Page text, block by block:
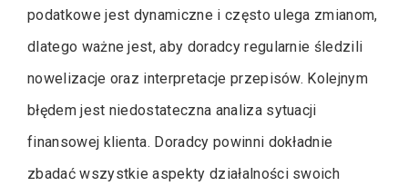
podatkowe jest dynamiczne i często ulega zmianom,
dlatego ważne jest, aby doradcy regularnie śledzili
nowelizacje oraz interpretacje przepisów. Kolejnym
błędem jest niedostateczna analiza sytuacji
finansowej klienta. Doradcy powinni dokładnie
zbadać wszystkie aspekty działalności swoich